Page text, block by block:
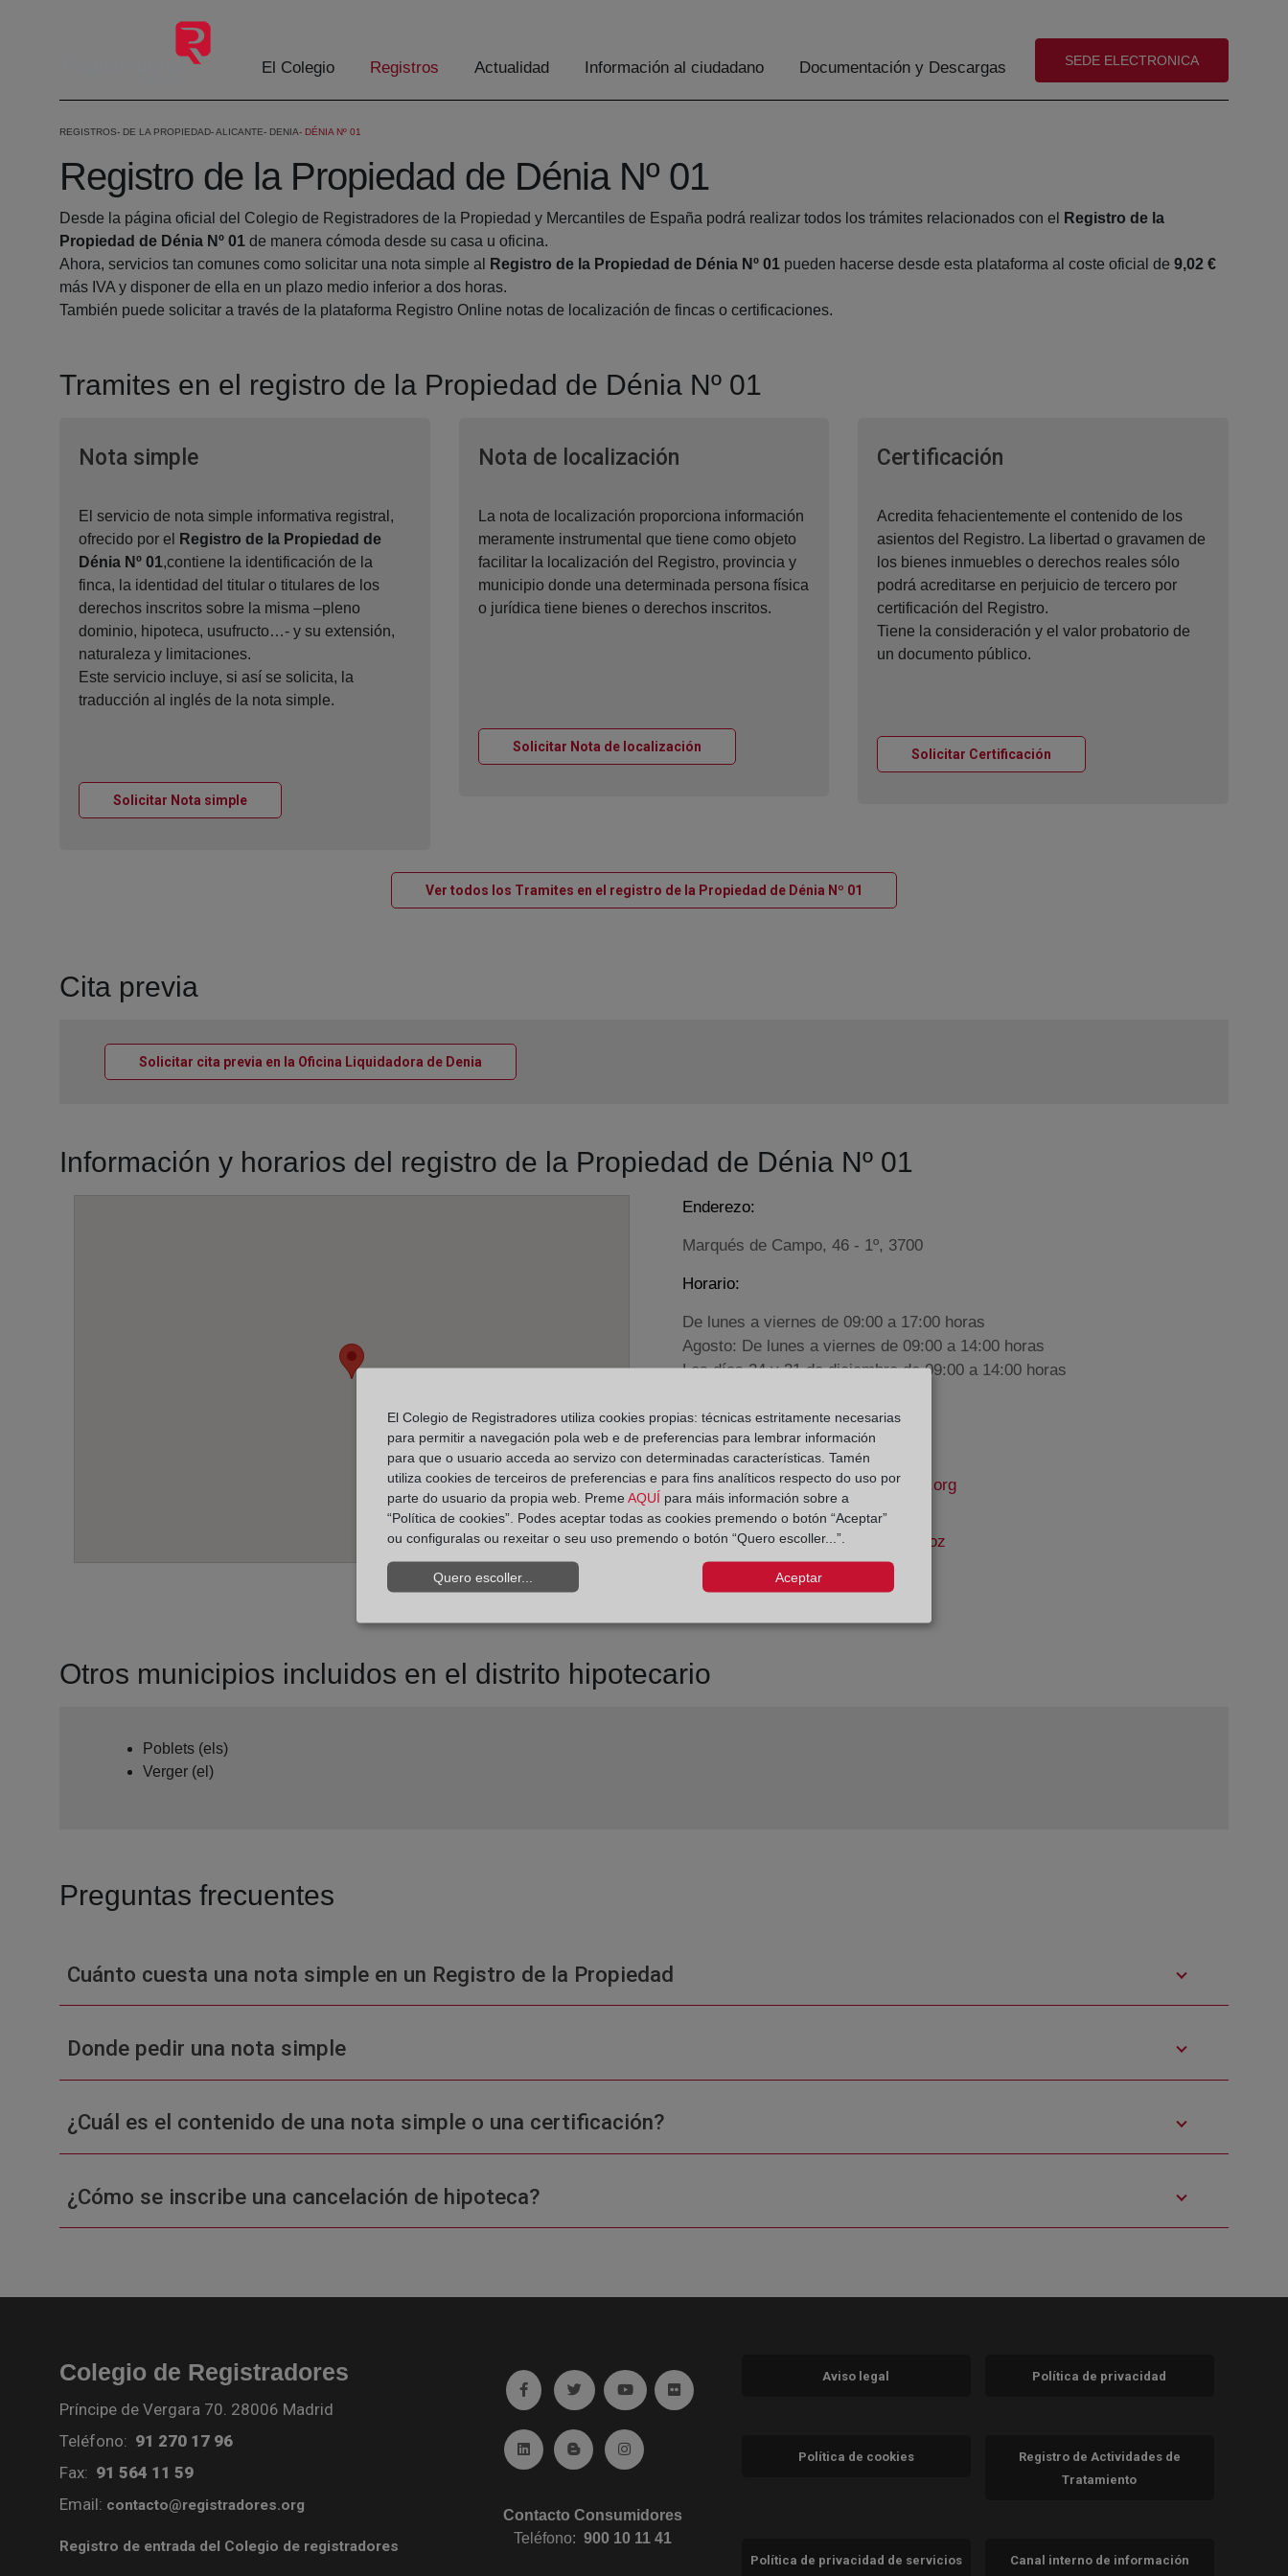
El Colegio Registros Actualidad Información al ciudadano Documentación y Descargas (abre en nueva ventana)
SEDE ELECTRONICA
REGISTROS DE LA PROPIEDAD ALICANTE DENIA DÉNIA Nº 01
Registro de la Propiedad de Dénia Nº 01
Desde la página oficial del Colegio de Registradores de la Propiedad y Mercantiles de España podrá realizar todos los trámites relacionados con el
Registro de la
Propiedad de Dénia Nº 01 de manera cómoda desde su casa u oficina.
Ahora, servicios tan comunes como solicitar una nota simple al
Registro de la Propiedad de Dénia Nº 01 pueden hacerse desde esta plataforma al coste oficial de 9,02 €
más IVA y disponer de ella en un plazo medio inferior a dos horas.
También puede solicitar a través de la plataforma Registro Online notas de localización de fincas o certificaciones.
Tramites en el registro de la Propiedad de Dénia Nº 01
Nota simpleVentana nueva
El servicio de nota simple informativa registral,
ofrecido por el
Registro de la Propiedad de
Dénia Nº 01,contiene la identificación de la
finca, la identidad del titular o titulares de los
derechos inscritos sobre la misma –pleno
dominio, hipoteca, usufructo…- y su extensión,
naturaleza y limitaciones.
Este servicio incluye, si así se solicita, la
traducción al inglés de la nota simple.
Solicitar Nota simpleVentana nueva
Nota de localizaciónVentana nueva
La nota de localización proporciona información
meramente instrumental que tiene como objeto
facilitar la localización del Registro, provincia y
municipio donde una determinada persona física
o jurídica tiene bienes o derechos inscritos.
Solicitar Nota de localizaciónVentana nueva
Certificación
Acredita fehacientemente el contenido de los
asientos del Registro. La libertad o gravamen de
los bienes inmuebles o derechos reales sólo
podrá acreditarse en perjuicio de tercero por
certificación del Registro.
Tiene la consideración y el valor probatorio de
un documento público.
Solicitar Certificación
Ver todos los Tramites en el registro de la Propiedad de Dénia Nº 01
Cita previa
Solicitar cita previa en la Oficina Liquidadora de Denia
Información y horarios del registro de la Propiedad de Dénia Nº 01
Enderezo:
Marqués de Campo, 46 - 1º, 3700
Horario:
De lunes a viernes de 09:00 a 17:00 horas
Agosto: De lunes a viernes de 09:00 a 14:00 horas
Los días 24 y 31 de diciembre de 09:00 a 14:00 horas
Datos de contacto:
(96) 578 02 87
denia@registrodelapropiedad.org
Datos del Registrador:
Margarita M.ª De Carlos Muñoz
Delegado de Protección de Datos:
dpo@corpme.es
Otros municipios incluidos en el distrito hipotecario
Poblets (els)
Verger (el)
Preguntas frecuentes
Cuánto cuesta una nota simple en un Registro de la Propiedad
Donde pedir una nota simple
¿Cuál es el contenido de una nota simple o una certificación?
¿Cómo se inscribe una cancelación de hipoteca?
Colegio de Registradores
Príncipe de Vergara 70. 28006 Madrid
Teléfono: 91 270 17 96
Fax: 91 564 11 59
Email: contacto@registradores.org
Registro de entrada del Colegio de registradores
Ir a facebook (abre en ventana nueva)
Ir a twitter (abre en ventana nueva)
Ir a YouTube (abre en ventana nueva)
Ir a Flickr (abre en ventana nueva)
Ir a Linkedin (abre en ventana nueva)
Ir al Blog (abre en ventana nueva)
Ir a Instagram (abre en ventana nueva)
Contacto Consumidores
Teléfono:900 10 11 41
Aviso legal Política de privacidad
Política de cookies
Registro de Actividades de
Tratamiento
Política de privacidad de servicios Canal interno de información
El Colegio de Registradores utiliza cookies propias: técnicas estritamente necesarias
para permitir a navegación pola web e de preferencias para lembrar información
para que o usuario acceda ao servizo con determinadas características. Tamén
utiliza cookies de terceiros de preferencias e para fins analíticos respecto do uso por
parte do usuario da propia web. Preme AQUÍ para máis información sobre a
“Política de cookies”. Podes aceptar todas as cookies premendo o botón “Aceptar”
ou configuralas ou rexeitar o seu uso premendo o botón “Quero escoller...”.
Quero escoller... Aceptar